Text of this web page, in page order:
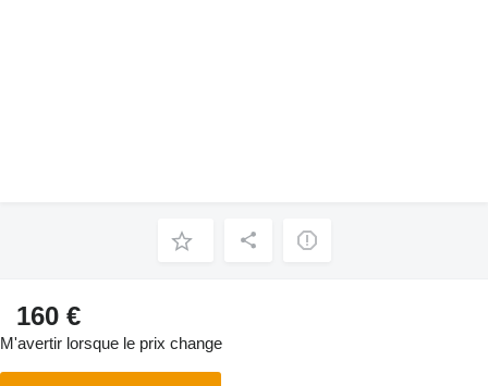
160 €
M'avertir lorsque le prix change